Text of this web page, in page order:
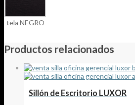
tela NEGRO
Productos relacionados
Sillón de Escritorio LUXOR